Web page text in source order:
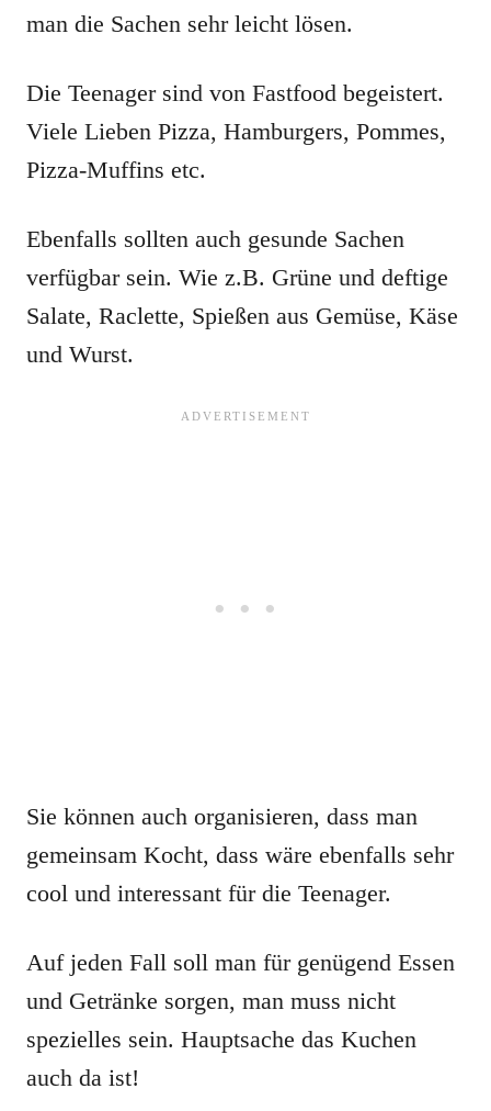
man die Sachen sehr leicht lösen.
Die Teenager sind von Fastfood begeistert.
Viele Lieben Pizza, Hamburgers, Pommes,
Pizza-Muffins etc.
Ebenfalls sollten auch gesunde Sachen
verfügbar sein. Wie z.B. Grüne und deftige
Salate, Raclette, Spießen aus Gemüse, Käse
und Wurst.
Sie können auch organisieren, dass man
gemeinsam Kocht, dass wäre ebenfalls sehr
cool und interessant für die Teenager.
Auf jeden Fall soll man für genügend Essen
und Getränke sorgen, man muss nicht
spezielles sein. Hauptsache das Kuchen
auch da ist!